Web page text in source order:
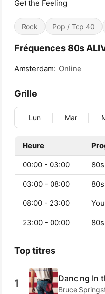
Get the Feeling
Rock Pop / Top 40
Fréquences 80s
Amsterdam: Online
Grille
Lun Mar
Heure
00:00 - 03:00
03:00 - 08:00
08:00 - 23:00
23:00 - 00:00
Top titres
1 Dancing In
Bruce